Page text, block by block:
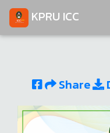
KPRU ICC
Share